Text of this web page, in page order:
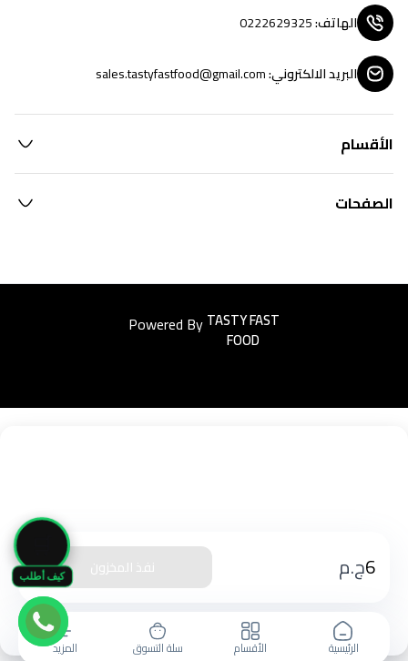
كيف أطلب 6ج.م نفذ المخزون
الرئيسية الأقسام سلة التسوق المزيد
الهاتف:
0222629325
البريد الالكتروني:
sales.tastyfastfood@gmail.com
الأقسام
الصفحات
Powered ByEasyorders